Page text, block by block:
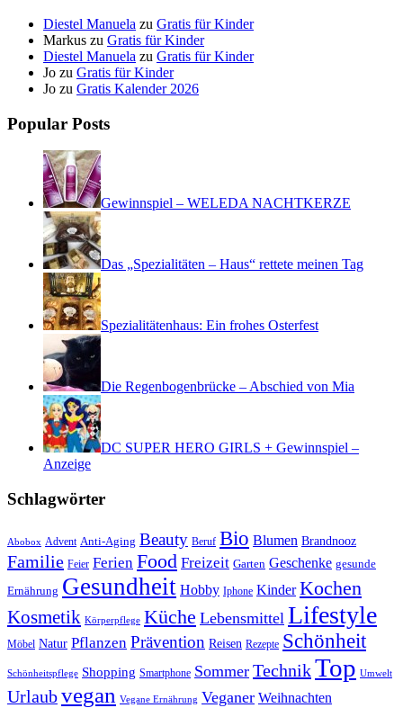
Diestel Manuela zu Gratis für Kinder
Markus zu Gratis für Kinder
Diestel Manuela zu Gratis für Kinder
Jo zu Gratis für Kinder
Jo zu Gratis Kalender 2026
Popular Posts
Gewinnspiel – WELEDA NACHTKERZE
Das „Spezialitäten – Haus“ rettete meinen Tag
Spezialitätenhaus: Ein frohes Osterfest
Die Regenbogenbrücke – Abschied von Mia
DC SUPER HERO GIRLS + Gewinnspiel –
Anzeige
Schlagwörter
Abobox Advent Anti-Aging Beauty Beruf Bio Blumen Brandnooz
Familie Feier Ferien Food Freizeit Garten Geschenke gesunde
Ernährung Gesundheit Hobby Iphone Kinder Kochen
Kosmetik Körperpflege Küche Lebensmittel Lifestyle
Möbel Natur Pflanzen Prävention Reisen Rezepte Schönheit
Schönheitspflege Shopping Smartphone Sommer TechnikTop Umwelt
Urlaubvegan Vegane Ernährung Veganer Weihnachten